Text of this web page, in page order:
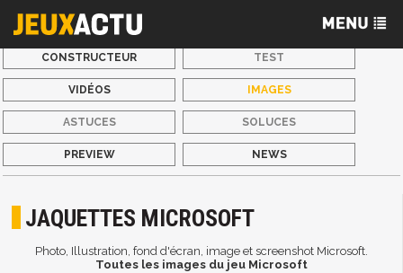
CONSTRUCTEUR TEST
VIDÉOS IMAGES
ASTUCES SOLUCES
PREVIEW NEWS
JAQUETTES MICROSOFT
Photo, Illustration, fond d'écran, image et screenshot Microsoft.
Toutes les images du jeu Microsoft